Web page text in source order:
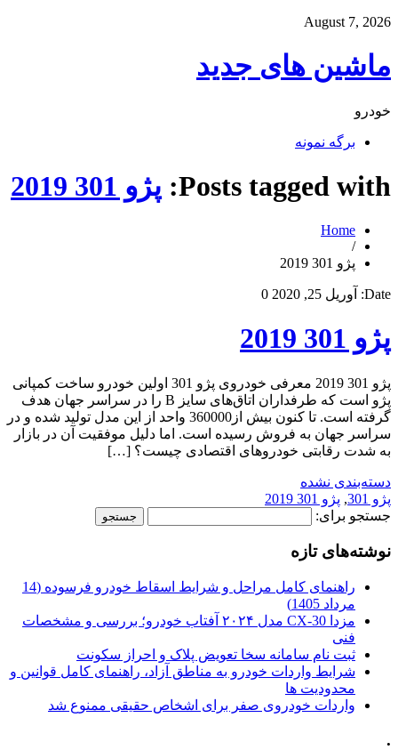
August 7, 2026
ماشین های جدید
خودرو
برگه نمونه
Posts tagged with: پژو 301 2019
Home
/
پژو 301 2019
Date: آوریل 25, 2020 0
پژو 301 2019
پژو 301 2019 معرفی خودروی پژو 301 اولین خودرو ساخت کمپانی
پژو است که طرفداران اتاق‌های سایز B را در سراسر جهان هدف
گرفته است. تا کنون بیش از360000 واحد از این مدل تولید شده و در
سراسر جهان به فروش رسیده است. اما دلیل موفقیت آن در بازار
به شدت رقابتی خودرو‌های اقتصادی چیست؟ […]
دسته‌بندی نشده
پژو 301
, پژو 301 2019
جستجو برای:
نوشته‌های تازه
راهنمای کامل مراحل و شرایط اسقاط خودرو فرسوده (14
مرداد 1405)
مزدا CX-30 مدل ۲۰۲۴ آفتاب خودرو؛ بررسی و مشخصات
فنی
ثبت نام سامانه سخا تعویض پلاک و احراز سکونت
شرایط واردات خودرو به مناطق آزاد، راهنمای کامل قوانین و
محدودیت ها
واردات خودروی صفر برای اشخاص حقیقی ممنوع شد
.